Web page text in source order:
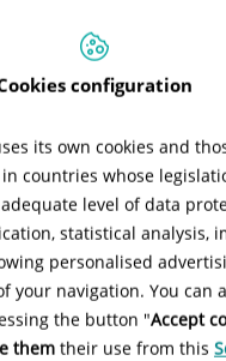
APARATO DIGESTIVO
profesional en otros
Ruber Juan Bravo
39 y 49
configuration
its own cookies and
countries whose
level of data
statistical analysis,
personalised
your navigation. You can
the button "Accept
them their use from this